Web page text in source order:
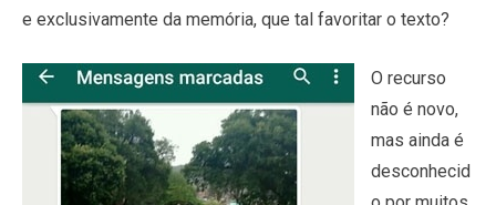
e exclusivamente da memória, que tal favoritar o texto?
O recurso
não é novo,
mas ainda é
desconhecid